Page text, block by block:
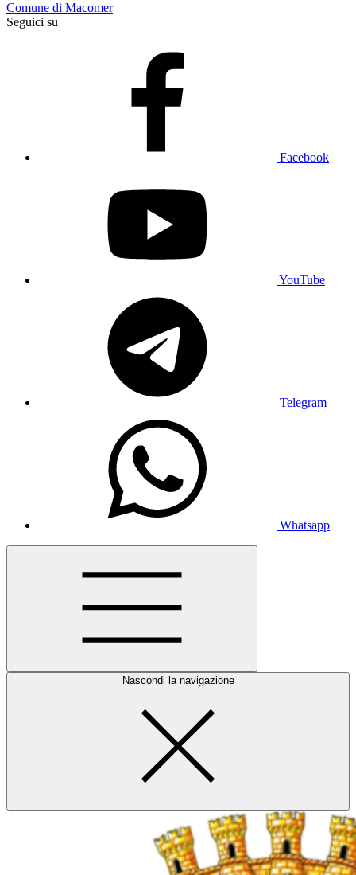
Comune di Macomer
Seguici su
Facebook
YouTube
Telegram
Whatsapp
Nascondi la navigazione